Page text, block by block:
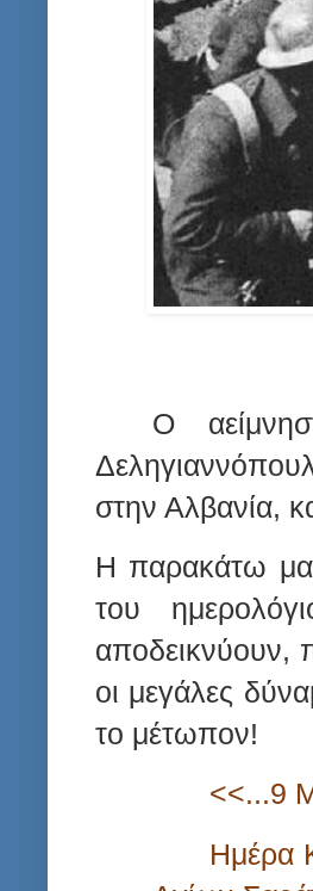
Ο
στην Αλβανία,
Η παρακάτω
του
αποδεικνύουν,
οι μεγάλες
το μέτωπον!
<<...9
Ημέρα